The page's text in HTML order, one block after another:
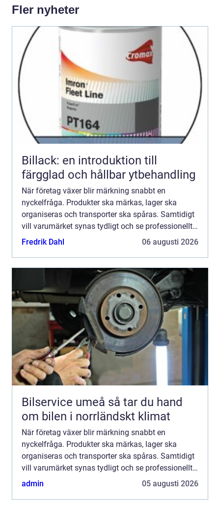
Fler nyheter
Billack: en introduktion till
färgglad och hållbar ytbehandling
När företag växer blir märkning snabbt en
nyckelfråga. Produkter ska märkas, lager ska
organiseras och transporter ska spåras. Samtidigt
vill varumärket synas tydligt och se professionellt
ut. Här spelar etiketter på rulle en central roll. De
Fredrik Dahl 06 augusti 2026
Bilservice umeå så tar du hand
om bilen i norrländskt klimat
När företag växer blir märkning snabbt en
nyckelfråga. Produkter ska märkas, lager ska
organiseras och transporter ska spåras. Samtidigt
vill varumärket synas tydligt och se professionellt
ut. Här spelar etiketter på rulle en central roll. De
admin 05 augusti 2026